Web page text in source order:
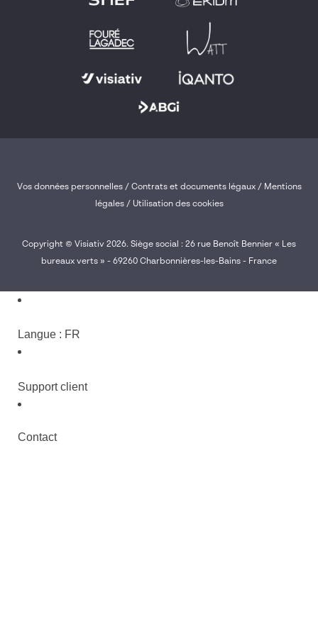
Copyright © Visiativ 2026. Siège social : 26 rue Benoît Bennier « Les
bureaux verts » - 69260 Charbonnières-les-Bains - France
Vos données personnelles/ Contrats et documents légaux/ Mentions
légales / Utilisation des cookies
Langue : FR
Support client
Contact